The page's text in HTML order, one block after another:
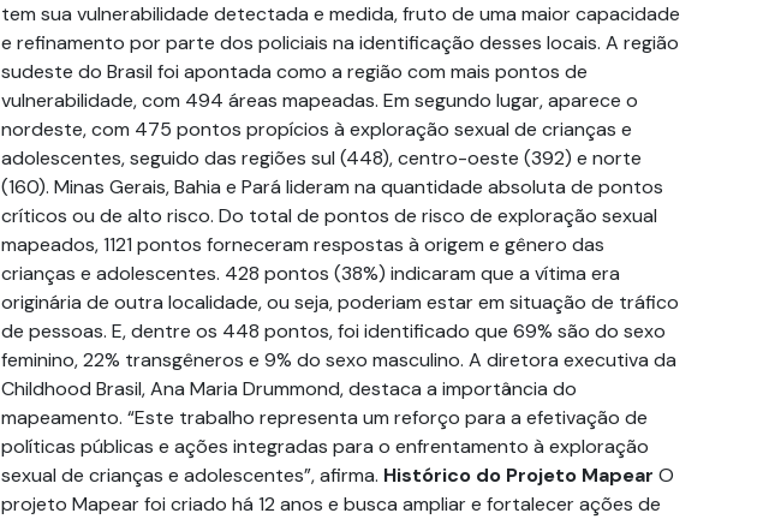
tem sua vulnerabilidade detectada e medida, fruto de uma maior capacidade
e refinamento por parte dos policiais na identificação desses locais. A região
sudeste do Brasil foi apontada como a região com mais pontos de
vulnerabilidade, com 494 áreas mapeadas. Em segundo lugar, aparece o
nordeste, com 475 pontos propícios à exploração sexual de crianças e
adolescentes, seguido das regiões sul (448), centro-oeste (392) e norte
(160). Minas Gerais, Bahia e Pará lideram na quantidade absoluta de pontos
críticos ou de alto risco. Do total de pontos de risco de exploração sexual
mapeados, 1121 pontos forneceram respostas à origem e gênero das
crianças e adolescentes. 428 pontos (38%) indicaram que a vítima era
originária de outra localidade, ou seja, poderiam estar em situação de tráfico
de pessoas. E, dentre os 448 pontos, foi identificado que 69% são do sexo
feminino, 22% transgêneros e 9% do sexo masculino. A diretora executiva da
Childhood Brasil, Ana Maria Drummond, destaca a importância do
mapeamento. “Este trabalho representa um reforço para a efetivação de
políticas públicas e ações integradas para o enfrentamento à exploração
sexual de crianças e adolescentes”, afirma. Histórico do Projeto Mapear O
projeto Mapear foi criado há 12 anos e busca ampliar e fortalecer ações de